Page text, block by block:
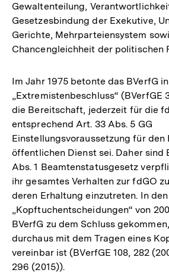
Gewaltenteilung,
Gesetzesbindung der Exekutive,
Gerichte, Mehrparteiensystem
Chancengleichheit der politischen
Im Jahr 1975 betonte das BVerfG
„Extremistenbeschluss“ (BVerfGE
die Bereitschaft, jederzeit für die
entsprechend Art. 33 Abs. 5 GG
Einstellungsvoraussetzung für den
öffentlichen Dienst sei. Daher sind
Abs. 1 Beamtenstatusgesetz
ihr gesamtes Verhalten zur fdGO
deren Erhaltung einzutreten. In
„Kopftuchentscheidungen“ von
BVerfG zu dem Schluss
durchaus mit dem Tragen eines
vereinbar ist (BVerfGE 108, 282
296 (2015)).